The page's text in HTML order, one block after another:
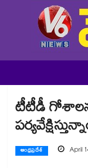
టీటీడీ
ఆంధ్రప్రదేశ్ April